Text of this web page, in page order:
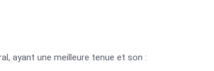
ayant une meilleure tenue et son :